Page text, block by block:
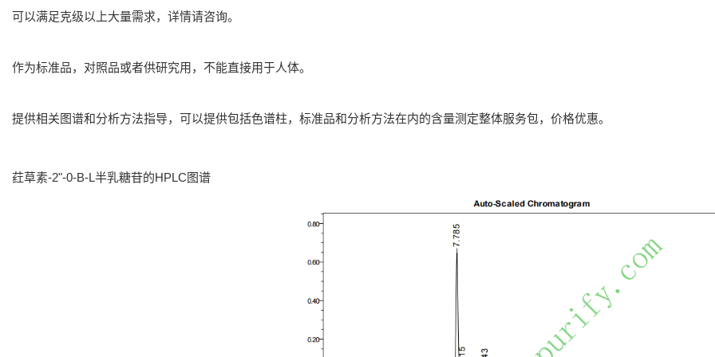
可以满足克级以上大量需求，详情请咨询。
作为标准品，对照品或者供研究用，不能直接用于人体。
提供相关图谱和分析方法指导，可以提供包括色谱柱，标准品和分析方法在内的含量测定整体服务包，价格优惠。
荭草素-2"-0-B-L半乳糖苷的HPLC图谱